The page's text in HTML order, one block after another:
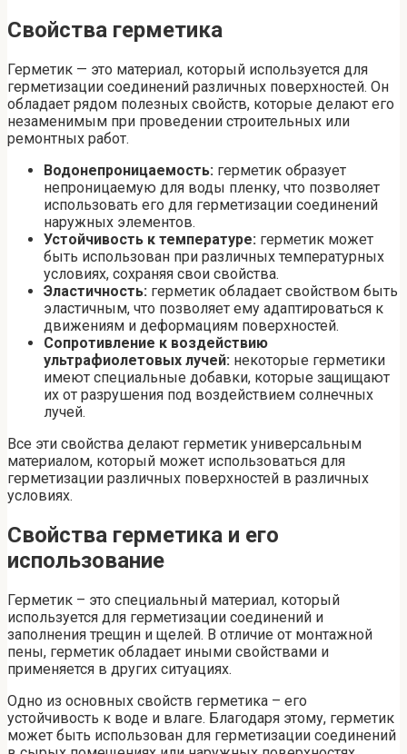
Свойства герметика
Герметик — это материал, который используется для
герметизации соединений различных поверхностей. Он
обладает рядом полезных свойств, которые делают его
незаменимым при проведении строительных или
ремонтных работ.
Водонепроницаемость: герметик образует
непроницаемую для воды пленку, что позволяет
использовать его для герметизации соединений
наружных элементов.
Устойчивость к температуре: герметик может
быть использован при различных температурных
условиях, сохраняя свои свойства.
Эластичность: герметик обладает свойством быть
эластичным, что позволяет ему адаптироваться к
движениям и деформациям поверхностей.
Сопротивление к воздействию
ультрафиолетовых лучей: некоторые герметики
имеют специальные добавки, которые защищают
их от разрушения под воздействием солнечных
лучей.
Все эти свойства делают герметик универсальным
материалом, который может использоваться для
герметизации различных поверхностей в различных
условиях.
Свойства герметика и его
использование
Герметик – это специальный материал, который
используется для герметизации соединений и
заполнения трещин и щелей. В отличие от монтажной
пены, герметик обладает иными свойствами и
применяется в других ситуациях.
Одно из основных свойств герметика – его
устойчивость к воде и влаге. Благодаря этому, герметик
может быть использован для герметизации соединений